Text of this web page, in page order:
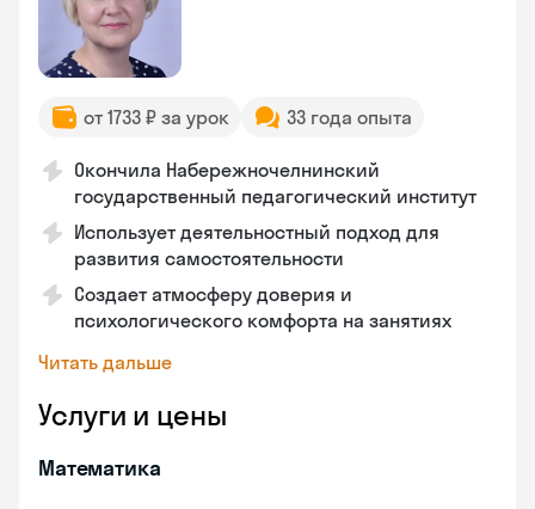
от 1733 ₽ за урок 33 года опыта
Окончила Набережночелнинский
государственный педагогический институт
Использует деятельностный подход для
развития самостоятельности
Создает атмосферу доверия и
психологического комфорта на занятиях
Читать дальше
Услуги и цены
Математика